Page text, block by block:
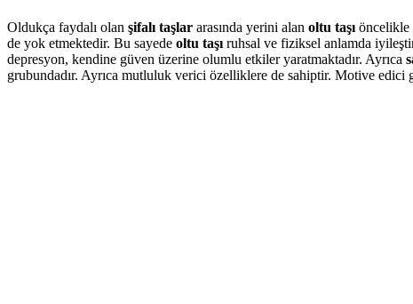
Oldukça faydalı olan şifalı taşlar arasında yerini alan oltu taşı öncelikle
de yok etmektedir. Bu sayede oltu taşı ruhsal ve fiziksel anlamda
depresyon, kendine güven üzerine olumlu etkiler yaratmaktadır. Ayrıca
grubundadır. Ayrıca mutluluk verici özelliklere de sahiptir. Motive edici